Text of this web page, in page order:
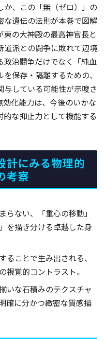
、この「無（ゼロ）」の
な遺伝の法則が本巻で図解
の大神殿の最高神官長と
道派との闘争に敗れて辺境
政治闘争だけでなく「純血
保存・隔離するための、
している可能性が示唆さ
化能力は、今後のいかな
な抑止力として機能する
計にみる物理的
考察
らない、「重心の移動」
を描き分ける卓越した身
ることで生み出される、
視覚的コントラスト。
いな石積みのテクスチャ
確に分かつ緻密な質感描